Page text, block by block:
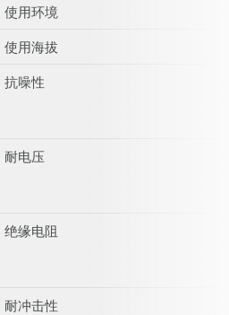
使用环境
使用海拔
抗噪性
耐电压
绝缘电阻
耐冲击性